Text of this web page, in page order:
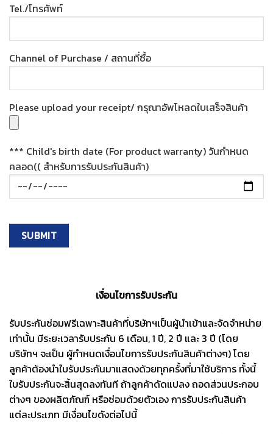
Tel./โทรศัพท์
Channel of Purchase / สถานที่ซื้อ
Please upload your receipt/ กรุณาอัพโหลดใบเสร็จสินค้า
*** Child's birth date (For product warranty) วันกำหนด
คลอด(( สำหรับการรับประกันสินค้า)
เงื่อนไขการรับประกัน
รับประกันซ่อมฟรีเฉพาะสินค้าที่บริษัทฯเป็นผู้นำเข้าและจัดจำหน่าย
เท่านั้น มีระยะเวลารับประกัน 6 เดือน, 1 ปี, 2 ปี และ 3 ปี (โดย
บริษัทฯ จะเป็น ผู้กำหนดเงื่อนไขการรับประกันสินค้าต่างๆ) โดย
ลูกค้าต้องนำใบรับประกันมาแสดงด้วยทุกครั้งที่มาใช้บริการ ทั้งนี้
ใบรับประกันจะสิ้นสุดลงทันที ถ้าลูกค้าดัดแปลง ถอดส่วนประกอบ
ต่างๆ ของผลิตภัณฑ์ หรือซ่อมด้วยตัวเองการรับประกันสินค้า
แต่ละประเภท มีเงื่อนไขดังต่อไปนี้